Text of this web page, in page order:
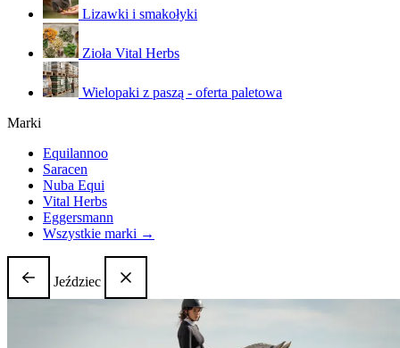
Lizawki i smakołyki
Zioła Vital Herbs
Wielopaki z paszą - oferta paletowa
Marki
Equilannoo
Saracen
Nuba Equi
Vital Herbs
Eggersmann
Wszystkie marki →
Jeździec